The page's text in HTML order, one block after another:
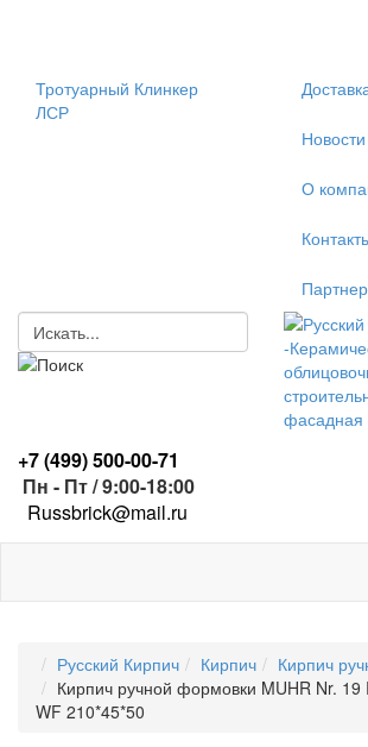
Тротуарный Клинкер
ЛСР
Новости
О
+7 (499)500-00-71
Пн - Пт / 9:00-18:00
Russbrick@mail.ru
Русский Кирпич Кирпич
Кирпич
Кирпич ручной формовки MUHR Nr. 19
WF 210*45*50